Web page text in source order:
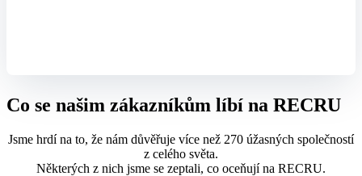
Co se našim zákazníkům líbí na RECRU
Jsme hrdí na to, že nám důvěřuje více než 270 úžasných společností
z celého světa.
Některých z nich jsme se zeptali, co oceňují na RECRU.